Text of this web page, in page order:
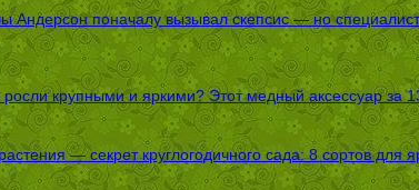
поначалу вызывал скепсис — но специалист
крупными и яркими? Этот медный аксессуар за
— секрет круглогодичного сада: 8 сортов для